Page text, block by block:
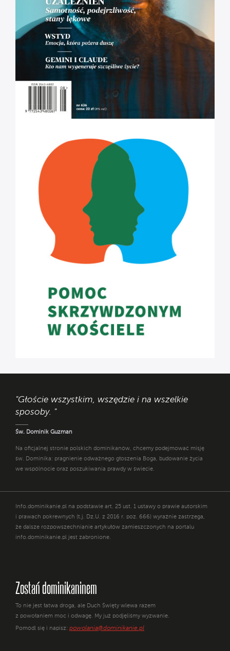
"Głoście wszystkim, wszędzie i na wszelkie
sposoby. "
Św. Dominik Guzman
Na oficjalnej stronie polskich dominikanów, chcemy podejmować misję
św. Dominika: pragnienie odważnego głoszenia Boga, budowanie życia
we wspólnocie oraz poszukiwania prawdy w świecie.
Info.dominikanie.pl na podstawie art. 25 ust. 1 ustawy o prawie autorskim
i prawach pokrewnych (t.j. Dz.U. z 2016 r. poz. 666) wyraźnie zastrzega,
że dalsze rozpowszechnianie artykułów zamieszczonych na portalu
info.dominikanie.pl jest zabronione.
Zostań dominikaninem
To nie jest łatwa droga, ale Duch Święty wlewa razem
z powołaniem moc i odwagę. My już podjęliśmy wyzwanie.
Pomódl się i napisz: powolania@dominikanie.pl